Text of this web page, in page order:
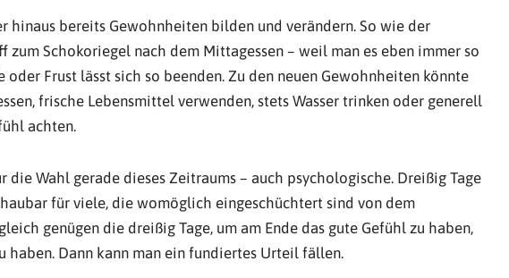
hinaus bereits Gewohnheiten bilden und verändern. So wie der
Schokoriegel nach dem Mittagessen – weil man es eben immer so
oder Frust lässt sich so beenden. Zu den neuen Gewohnheiten könnte
frische Lebensmittel verwenden, stets Wasser trinken oder generell
achten.
die Wahl gerade dieses Zeitraums – auch psychologische. Dreißig Tage
für viele, die womöglich eingeschüchtert sind von dem
genügen die dreißig Tage, um am Ende das gute Gefühl zu haben,
haben. Dann kann man ein fundiertes Urteil fällen.